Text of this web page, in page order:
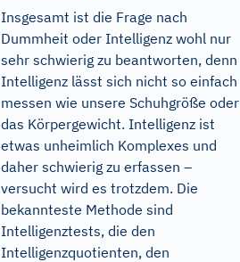
Insgesamt ist die Frage nach
Dummheit oder Intelligenz wohl nur
sehr schwierig zu beantworten, denn
Intelligenz lässt sich nicht so einfach
messen wie unsere Schuhgröße oder
das Körpergewicht. Intelligenz ist
etwas unheimlich Komplexes und
daher schwierig zu erfassen –
versucht wird es trotzdem. Die
bekannteste Methode sind
Intelligenztests, die den
Intelligenzquotienten, den